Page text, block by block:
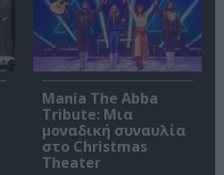
Mania The Abba
Tribute: Μια
μοναδική συναυλία
στο Christmas
Theater